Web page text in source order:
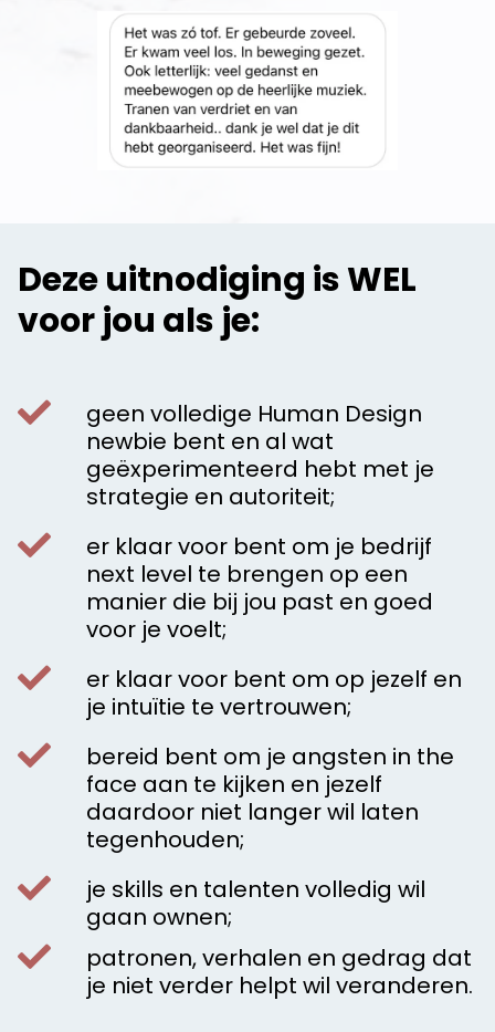
Deze uitnodiging is WEL
voor jou als je:
geen volledige Human Design
newbie bent en al wat
geëxperimenteerd hebt met je
strategie en autoriteit;
er klaar voor bent om je bedrijf
next level te brengen op een
manier die bij jou past en goed
voor je voelt;
er klaar voor bent om op jezelf en
je intuïtie te vertrouwen;
bereid bent om je angsten in the
face aan te kijken en jezelf
daardoor niet langer wil laten
tegenhouden;
je skills en talenten volledig wil
gaan ownen;
patronen, verhalen en gedrag dat
je niet verder helpt wil veranderen.